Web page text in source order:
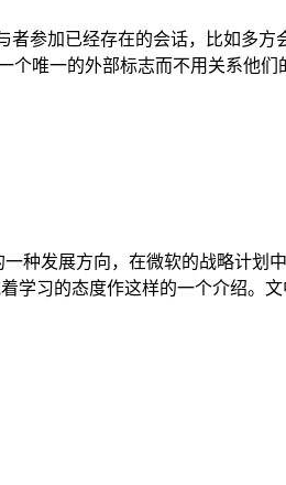
者参加已经存在的会话，比如多
唯一的外部标志而不用关系他们
种发展方向，在微软的战略计划
学习的态度作这样的一个介绍。